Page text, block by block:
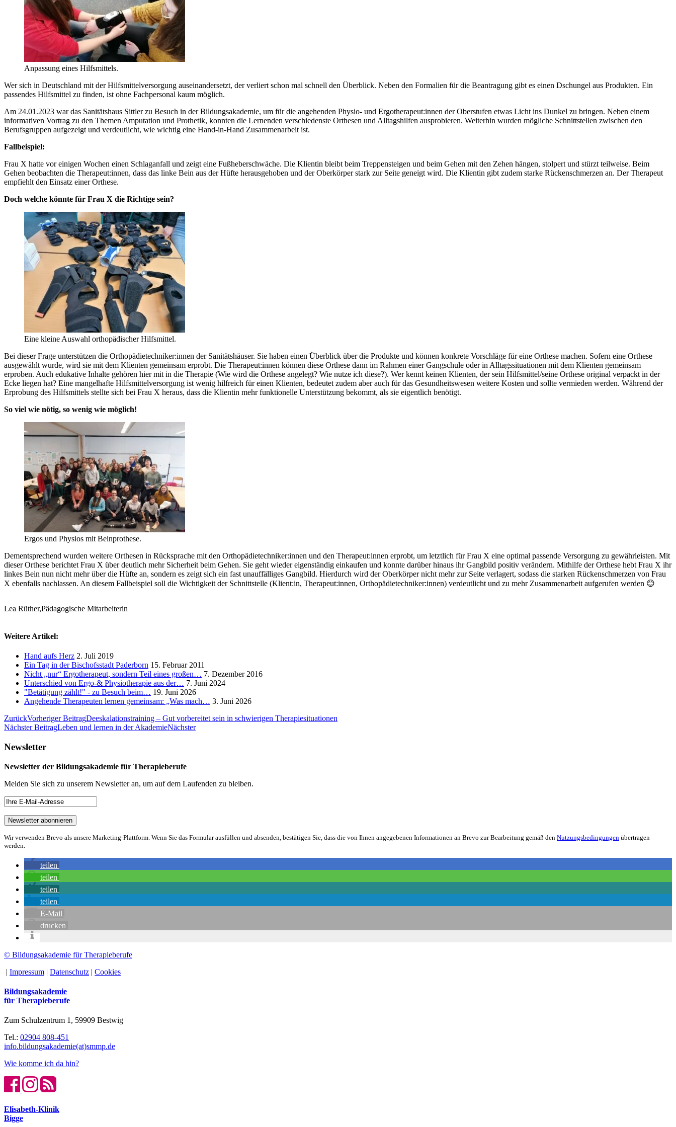
Anpassung eines Hilfsmittels.
Wer sich in Deutschland mit der Hilfsmittelversorgung auseinandersetzt, der verliert schon mal schnell den Überblick. Neben den Formalien für die Beantragung gibt es einen Dschungel aus Produkten. Ein
passendes Hilfsmittel zu finden, ist ohne Fachpersonal kaum möglich.
Am 24.01.2023 war das Sanitätshaus Sittler zu Besuch in der Bildungsakademie, um für die angehenden Physio- und Ergotherapeut:innen der Oberstufen etwas Licht ins Dunkel zu bringen. Neben einem
informativen Vortrag zu den Themen Amputation und Prothetik, konnten die Lernenden verschiedenste Orthesen und Alltagshilfen ausprobieren. Weiterhin wurden mögliche Schnittstellen zwischen den
Berufsgruppen aufgezeigt und verdeutlicht, wie wichtig eine Hand-in-Hand Zusammenarbeit ist.
Fallbeispiel:
Frau X hatte vor einigen Wochen einen Schlaganfall und zeigt eine Fußheberschwäche. Die Klientin bleibt beim Treppensteigen und beim Gehen mit den Zehen hängen, stolpert und stürzt teilweise. Beim
Gehen beobachten die Therapeut:innen, dass das linke Bein aus der Hüfte herausgehoben und der Oberkörper stark zur Seite geneigt wird. Die Klientin gibt zudem starke Rückenschmerzen an. Der Therapeut
empfiehlt den Einsatz einer Orthese.
Doch welche könnte für Frau X die Richtige sein?
Eine kleine Auswahl orthopädischer Hilfsmittel.
Bei dieser Frage unterstützen die Orthopädietechniker:innen der Sanitätshäuser. Sie haben einen Überblick über die Produkte und können konkrete Vorschläge für eine Orthese machen. Sofern eine Orthese
ausgewählt wurde, wird sie mit dem Klienten gemeinsam erprobt. Die Therapeut:innen können diese Orthese dann im Rahmen einer Gangschule oder in Alltagssituationen mit dem Klienten gemeinsam
erproben. Auch edukative Inhalte gehören hier mit in die Therapie (Wie wird die Orthese angelegt? Wie nutze ich diese?). Wer kennt keinen Klienten, der sein Hilfsmittel/seine Orthese original verpackt in der
Ecke liegen hat? Eine mangelhafte Hilfsmittelversorgung ist wenig hilfreich für einen Klienten, bedeutet zudem aber auch für das Gesundheitswesen weitere Kosten und sollte vermieden werden. Während der
Erprobung des Hilfsmittels stellte sich bei Frau X heraus, dass die Klientin mehr funktionelle Unterstützung bekommt, als sie eigentlich benötigt.
So viel wie nötig, so wenig wie möglich!
Ergos und Physios mit Beinprothese.
Dementsprechend wurden weitere Orthesen in Rücksprache mit den Orthopädietechniker:innen und den Therapeut:innen erprobt, um letztlich für Frau X eine optimal passende Versorgung zu gewährleisten. Mit
dieser Orthese berichtet Frau X über deutlich mehr Sicherheit beim Gehen. Sie geht wieder eigenständig einkaufen und konnte darüber hinaus ihr Gangbild positiv verändern. Mithilfe der Orthese hebt Frau X ihr
linkes Bein nun nicht mehr über die Hüfte an, sondern es zeigt sich ein fast unauffälliges Gangbild. Hierdurch wird der Oberkörper nicht mehr zur Seite verlagert, sodass die starken Rückenschmerzen von Frau
X ebenfalls nachlassen. An diesem Fallbeispiel soll die Wichtigkeit der Schnittstelle (Klient:in, Therapeut:innen, Orthopädietechniker:innen) verdeutlicht und zu mehr Zusammenarbeit aufgerufen werden 😊
Lea Rüther,Pädagogische Mitarbeiterin
Weitere Artikel:
Hand aufs Herz 2. Juli 2019
Ein Tag in der Bischofsstadt Paderborn 15. Februar 2011
Nicht „nur“ Ergotherapeut, sondern Teil eines großen… 7. Dezember 2016
Unterschied von Ergo-& Physiotherapie aus der… 7. Juni 2024
"Betätigung zählt!" - zu Besuch beim… 19. Juni 2026
Angehende Therapeuten lernen gemeinsam: „Was mach… 3. Juni 2026
ZurückVorheriger BeitragDeeskalationstraining – Gut vorbereitet sein in schwierigen Therapiesituationen
Nächster BeitragLeben und lernen in der AkademieNächster
Newsletter
Newsletter der Bildungsakademie für Therapieberufe
Melden Sie sich zu unserem Newsletter an, um auf dem Laufenden zu bleiben.
Wir verwenden Brevo als unsere Marketing-Plattform. Wenn Sie das Formular ausfüllen und absenden, bestätigen Sie, dass die von Ihnen angegebenen Informationen an Brevo zur Bearbeitung gemäß den Nutzungsbedingungen übertragen
werden.
teilen
teilen
teilen
teilen
E-Mail
drucken
© Bildungsakademie für Therapieberufe
| Impressum | Datenschutz | Cookies
Bildungsakademie
für Therapieberufe
Zum Schulzentrum 1, 59909 Bestwig
Tel.: 02904 808-451
info.bildungsakademie(at)smmp.de
Wie komme ich da hin?
Elisabeth-Klinik
Bigge